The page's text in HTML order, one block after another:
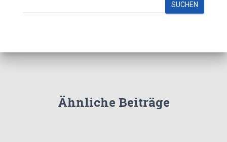
SUCHEN
Ähnliche Beiträge